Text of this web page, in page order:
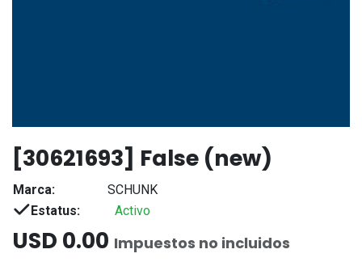
[30621693] False (new)
Marca:
SCHUNK
Estatus:
Activo
USD 0.00 Impuestos no incluidos